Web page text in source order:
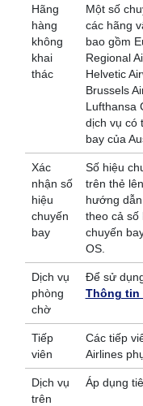
Hãng
hàng
không
khai
thác
Một số
các hãng
bao gồm
Regional
Helvetic
Brussels
Lufthansa
dịch vụ có
bay của
Xác
nhận số
hiệu
chuyến
bay
Số hiệu
trên thẻ
hướng
theo cả số
chuyến
OS.
Dịch vụ
phòng
chờ
Để sử
Thông tin
Tiếp
viên
Các tiếp
Airlines
Dịch vụ
trên
Áp dụng